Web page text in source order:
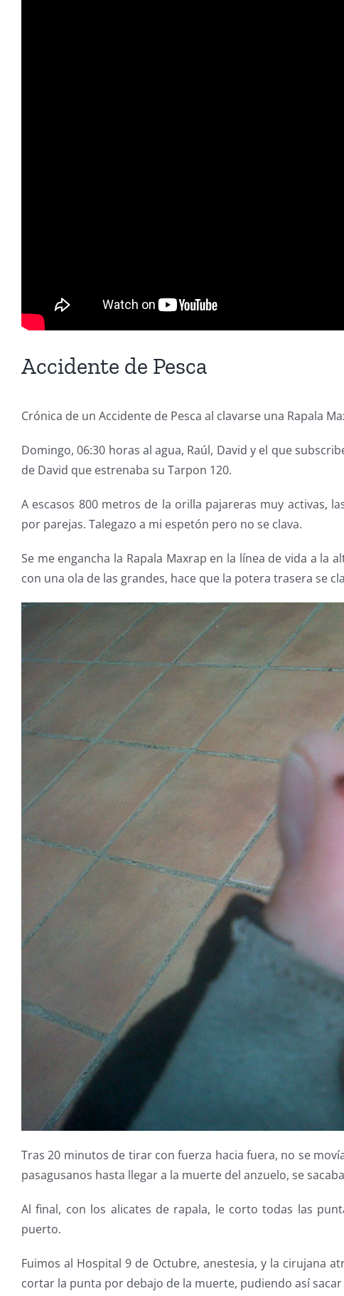
Accidente de Pesca
Crónica de un Accidente de Pesca al clavarse una Rapala
Domingo, 06:30 horas al agua, Raúl, David y el que
de David que estrenaba su Tarpon 120.
A escasos 800 metros de la orilla pajareras muy activas,
por parejas. Talegazo a mi espetón pero no se clava.
Se me engancha la Rapala Maxrap en la línea de vida a
con una ola de las grandes, hace que la potera trasera se
Tras 20 minutos de tirar con fuerza hacia fuera, no se
pasagusanos hasta llegar a la muerte del anzuelo, se
Al final, con los alicates de rapala, le corto todas las
puerto.
Fuimos al Hospital 9 de Octubre, anestesia, y la cirujana
cortar la punta por debajo de la muerte, pudiendo así